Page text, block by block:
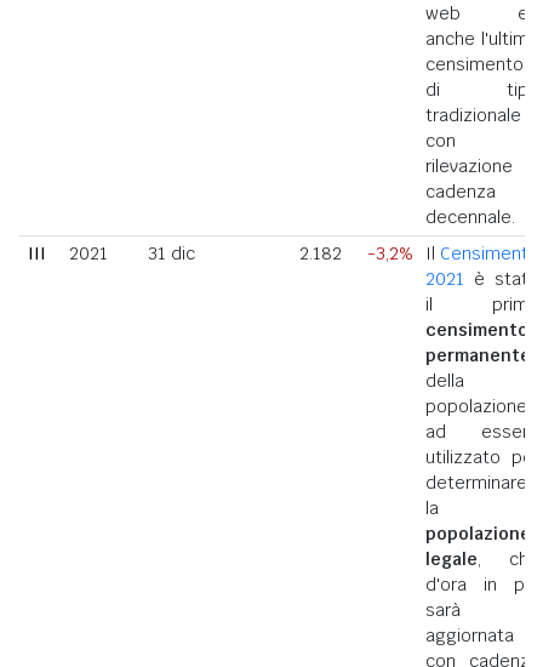
web ed
anche l'ultimo
censimento
di tipo
tradizionale
con
rilevazione a
cadenza
decennale.
III
2021 31 dic 2.182 -3,2% Il Censimento
2021 è stato
il primo
censimento
permanente
della
popolazione
ad essere
utilizzato per
determinare
la
popolazione
legale, che
d'ora in poi
sarà
aggiornata
con cadenza